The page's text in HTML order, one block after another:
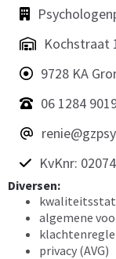
Kochstraat
9728 KA
06 1284
KvKnr:
Diversen:
algemene
privacy (AVG)